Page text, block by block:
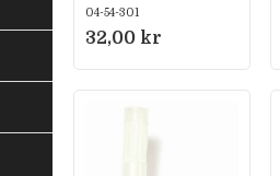
04-54-301
32,00 kr